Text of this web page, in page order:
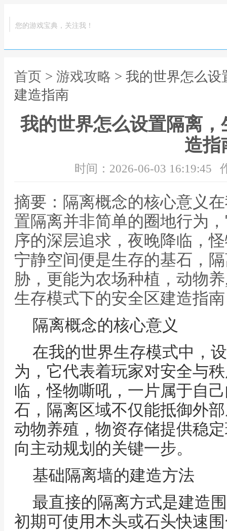
您的游戏宝典，关注我！
首页 > 游戏攻略 > 我的世界怎么
建造指南
我的世界怎么设置隔离
造指
时间：2026-06-03 16:19:45
摘要：隔离概念的核心意义
置隔离并非简单的圈地行为
序的深层追求，夜晚降临，
宁静空间便是生存的基石，
胁，更能为农场种植，动物
生存模式下的安全区建造指南
隔离概念的核心意义
在我的世界生存模式中，
为，它代表着玩家对安全与
临，怪物嘶吼，一片属于自
石，隔离区域不仅能抵御外
动物养殖，物资存储提供稳
向主动规划的关键一步。
基础隔离墙的建造方法
最直接的隔离方式是建造
初期可使用木头或石头快速